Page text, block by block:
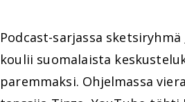
Podcast-sarjassa sketsiryhmä
koulii suomalaista
paremmaksi. Ohjelmassa